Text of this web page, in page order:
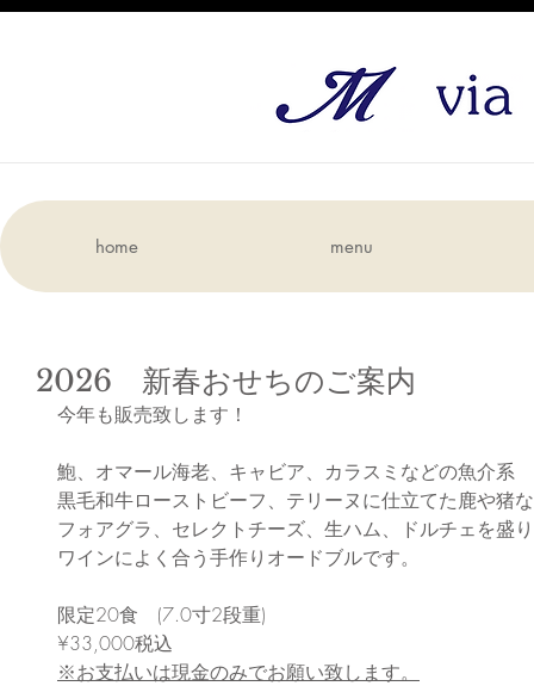
home menu
2026 新春おせちのご案内
今年も販売致します！
鮑、オマール海老、キャビア、カラスミなどの魚介系
黒毛和牛ローストビーフ、テリーヌに仕立てた鹿や猪
フォアグラ、セレクトチーズ、生ハム、ドルチェを盛
ワインによく合う手作りオードブルです。
限定20食　(7.0寸2段重)
¥33,000税込
※お支払いは現金のみでお願い致します。